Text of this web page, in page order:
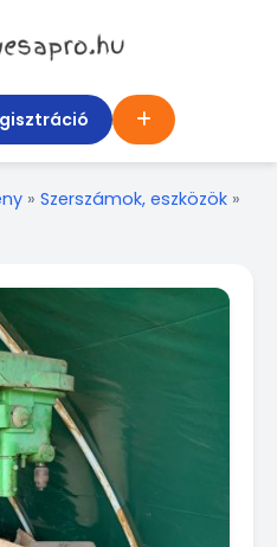
» Szerszámok, eszközök »